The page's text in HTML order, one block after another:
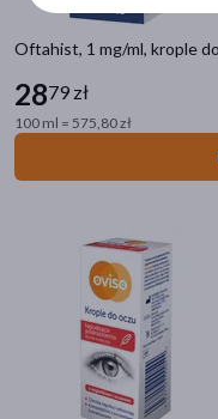
Oftahist, 1 mg/ml, krople
2879 zł
100 ml = 575,80 zł
chlorek sodu
dekspantenol
ektoina
pokaż więcej
nawilżające(107)
łagodzące(103)
ochronne(23)
wspomagające